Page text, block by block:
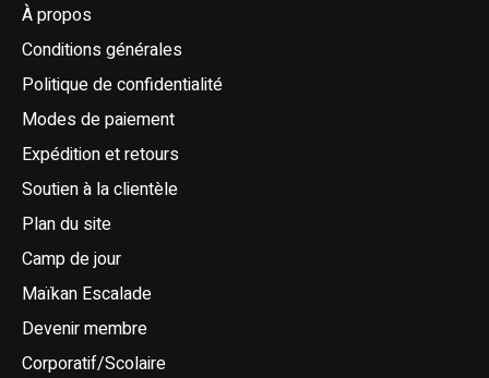
À propos
Conditions générales
Politique de confidentialité
Modes de paiement
Expédition et retours
Soutien à la clientèle
Plan du site
Camp de jour
Maïkan Escalade
Devenir membre
Corporatif/Scolaire